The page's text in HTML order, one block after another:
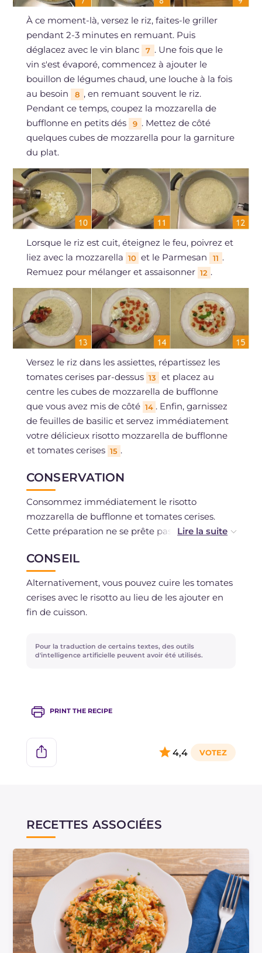
À ce moment-là, versez le riz, faites-le griller
pendant 2-3 minutes en remuant. Puis
déglacez avec le vin blanc
7 . Une fois que le
vin s'est évaporé, commencez à ajouter le
bouillon de légumes chaud, une louche à la fois
au besoin
8 , en remuant souvent le riz.
Pendant ce temps, coupez la mozzarella de
bufflonne en petits dés
9 . Mettez de côté
quelques cubes de mozzarella pour la garniture
du plat.
Lorsque le riz est cuit, éteignez le feu, poivrez et
liez avec la mozzarella 10 et le Parmesan 11 .
Remuez pour mélanger et assaisonner 12 .
Versez le riz dans les assiettes, répartissez les
tomates cerises par-dessus 13
et placez au
centre les cubes de mozzarella de bufflonne
que vous avez mis de côté 14 . Enfin, garnissez
de feuilles de basilic et servez immédiatement
votre délicieux risotto mozzarella de bufflonne
et tomates cerises 15 .
CONSERVATION
Consommez immédiatement le risotto
mozzarella de bufflonne et tomates cerises.
Cette préparation ne se prête pas à la
CONSEIL
Alternativement, vous pouvez cuire les tomates
cerises avec le risotto au lieu de les ajouter en
fin de cuisson.
Pour la traduction de certains textes, des outils
d'intelligence artificielle peuvent avoir été utilisés.
PRINT THE RECIPE
4,4
RECETTES ASSOCIÉES